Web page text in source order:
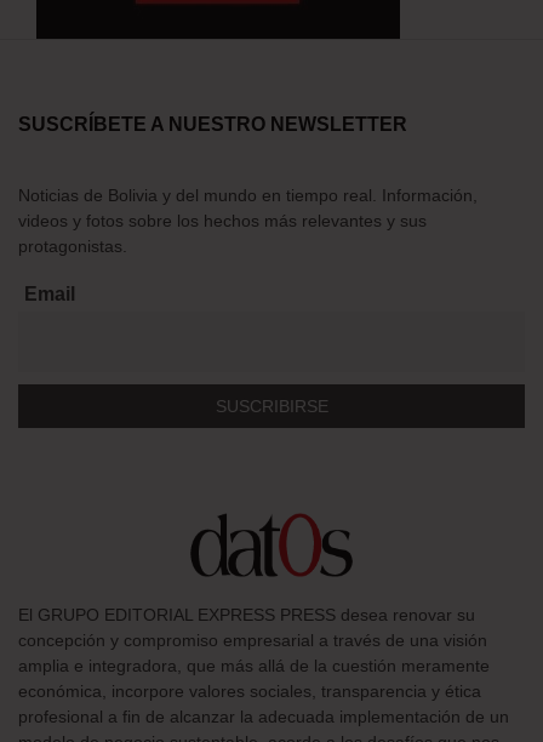
SUSCRÍBETE A NUESTRO NEWSLETTER
Noticias de Bolivia y del mundo en tiempo real. Información,
videos y fotos sobre los hechos más relevantes y sus
protagonistas.
Email
El GRUPO EDITORIAL EXPRESS PRESS desea renovar su
concepción y compromiso empresarial a través de una visión
amplia e integradora, que más allá de la cuestión meramente
económica, incorpore valores sociales, transparencia y ética
profesional a fin de alcanzar la adecuada implementación de un